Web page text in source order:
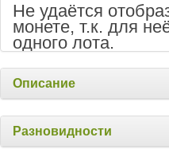
Не удаётся
монете, т.к. для
одного лота.
Описание
Разновидности